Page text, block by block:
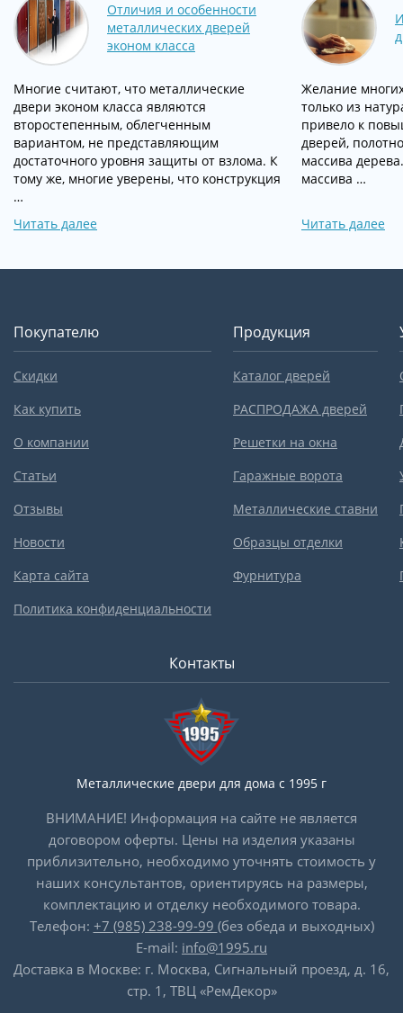
Отличия и особенности
металлических дверей
эконом класса
Многие считают, что металлические
двери эконом класса являются
второстепенным, облегченным
вариантом, не представляющим
достаточного уровня защиты от взлома. К
тому же, многие уверены, что конструкция
…
Читать далее
Желание
только из
привело к
дверей,
массива
массива …
Читать далее
Покупателю
Скидки
Как купить
О компании
Статьи
Отзывы
Новости
Карта сайта
Политика конфиденциальности
Продукция
Каталог дверей
РАСПРОДАЖА дверей
Решетки на окна
Гаражные ворота
Металлические ставни
Образцы отделки
Фурнитура
Контакты
Металлические двери для дома с 1995 г
ВНИМАНИЕ! Информация на сайте не является
договором оферты. Цены на изделия указаны
приблизительно, необходимо уточнять стоимость у
наших консультантов, ориентируясь на размеры,
комплектацию и отделку необходимого товара.
Телефон: +7 (985) 238-99-99 (без обеда и выходных)
E-mail: info@1995.ru
Доставка в Москве: г. Москва, Сигнальный проезд, д. 16,
стр. 1, ТВЦ «РемДекор»